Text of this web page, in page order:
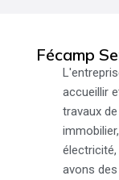
Fécamp
accueillir
travaux
avons